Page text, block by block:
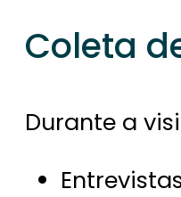
Coleta
Durante a